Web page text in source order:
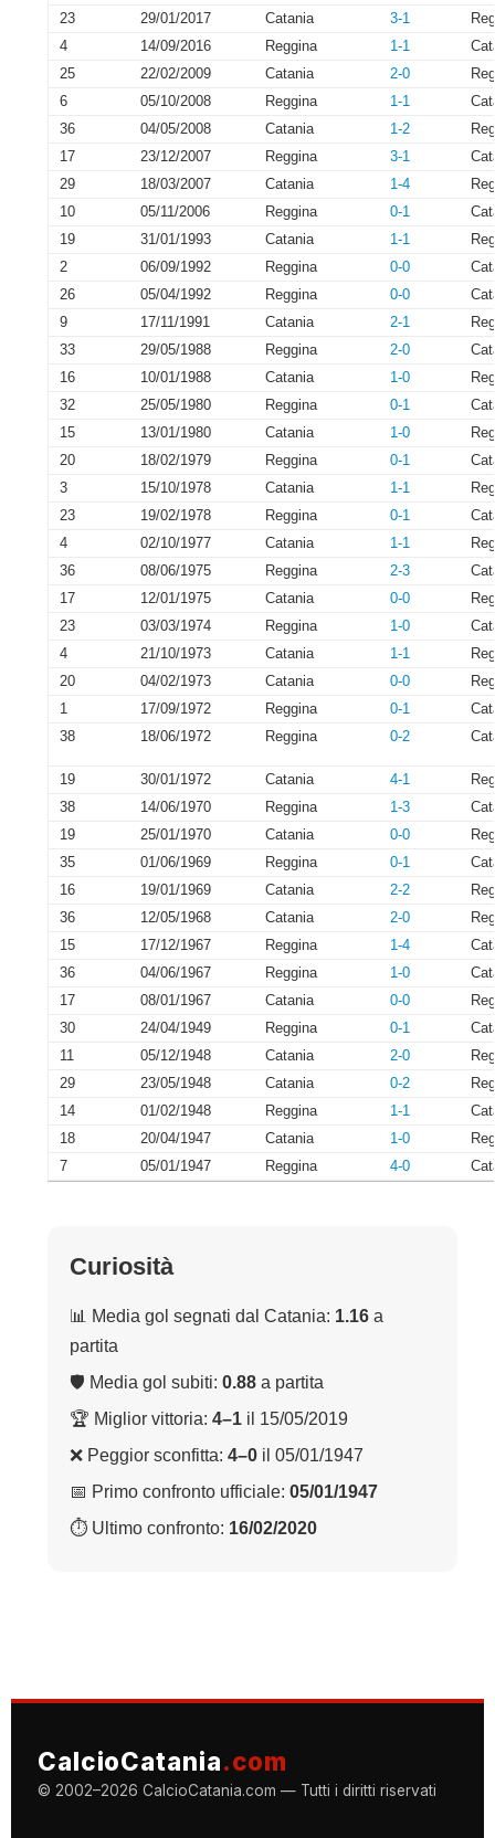
23
29/01/2017 Catania 3-1
4
14/09/2016 Reggina 1-1
25
22/02/2009 Catania 2-0
6
05/10/2008 Reggina 1-1
36
04/05/2008 Catania 1-2
17
23/12/2007 Reggina 3-1
29
18/03/2007 Catania 1-4
10
05/11/2006 Reggina 0-1
19
31/01/1993 Catania 1-1
2
06/09/1992 Reggina 0-0
26
05/04/1992 Reggina 0-0
9
17/11/1991 Catania 2-1
33
29/05/1988 Reggina 2-0
16
10/01/1988 Catania 1-0
32
25/05/1980 Reggina 0-1
15
13/01/1980 Catania 1-0
20
18/02/1979 Reggina 0-1
3
15/10/1978 Catania 1-1
23
19/02/1978 Reggina 0-1
4
02/10/1977 Catania 1-1
36
08/06/1975 Reggina 2-3
17
12/01/1975 Catania 0-0
23
03/03/1974 Reggina 1-0
4
21/10/1973 Catania 1-1
20
04/02/1973 Catania 0-0
1
17/09/1972 Reggina 0-1
38
18/06/1972 Reggina 0-2
19 30/01/1972 Catania 4-1
38
14/06/1970 Reggina 1-3
19
25/01/1970 Catania 0-0
35
01/06/1969 Reggina 0-1
16
19/01/1969 Catania 2-2
36
12/05/1968 Catania 2-0
15
17/12/1967 Reggina 1-4
36
04/06/1967 Reggina 1-0
17
08/01/1967 Catania 0-0
30
24/04/1949 Reggina 0-1
11
05/12/1948 Catania 2-0
29
23/05/1948 Catania 0-2
14
01/02/1948 Reggina 1-1
18
20/04/1947 Catania 1-0
7
05/01/1947 Reggina 4-0
Curiosità
📊 Media gol segnati dal Catania: 1.16 a
partita
🛡 Media gol subiti: 0.88 a partita
🏆 Miglior vittoria: 4–1 il 15/05/2019
❌ Peggior sconfitta: 4–0 il 05/01/1947
📅 Primo confronto ufficiale: 05/01/1947
⏱ Ultimo confronto: 16/02/2020
CalcioCatania.com
© 2002–2026 CalcioCatania.com — Tutti i diritti riservati